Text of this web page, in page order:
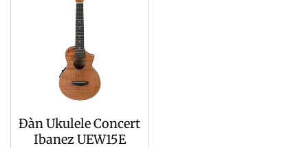
Đàn Ukulele Concert
Ibanez UEW15E